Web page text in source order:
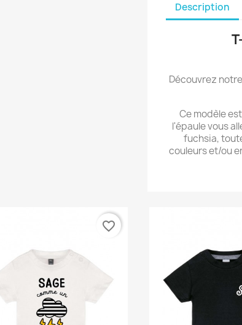
Description
Découvrez
Ce modèle
l'épaule vous
fuchsia,
couleurs et/ou
favorite_border